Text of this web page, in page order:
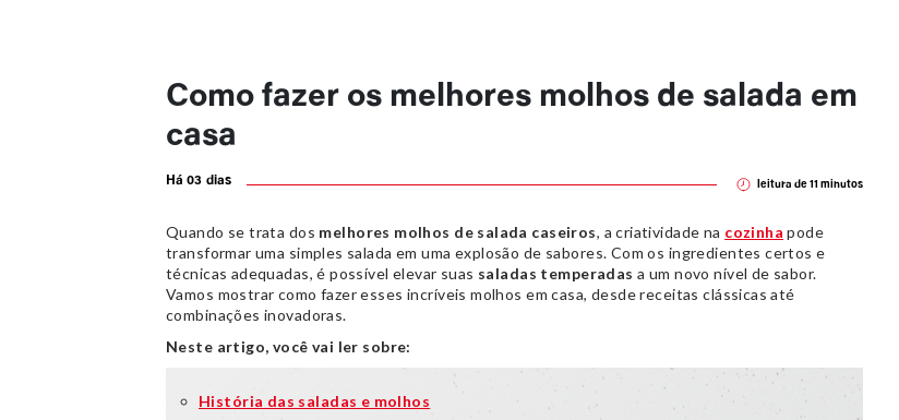
Como fazer os melhores molhos de salada em
casa
Há 03 dias leitura de 11 minutos
Quando se trata dos melhores molhos de salada caseiros, a criatividade na cozinha pode
transformar uma simples salada em uma explosão de sabores. Com os ingredientes certos e
técnicas adequadas, é possível elevar suas saladas temperadas a um novo nível de sabor.
Vamos mostrar como fazer esses incríveis molhos em casa, desde receitas clássicas até
combinações inovadoras.
Neste artigo, você vai ler sobre:
História das saladas e molhos